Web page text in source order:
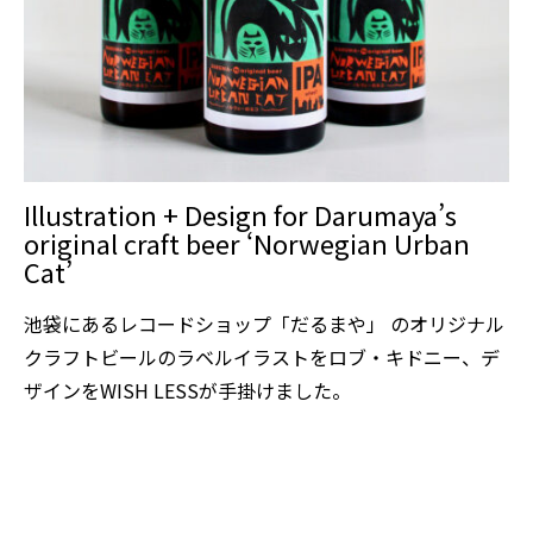
Illustration + Design for Darumaya’s
original craft beer ‘Norwegian Urban
Cat’
池袋にあるレコードショップ「だるまや」 のオリジナル
クラフトビールのラベルイラストをロブ・キドニー、デ
ザインをWISH LESSが手掛けました。